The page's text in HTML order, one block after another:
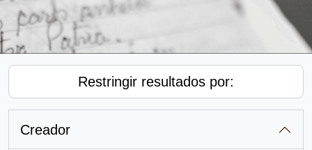
Restringir resultados por:
Creador